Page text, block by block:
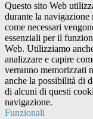
Questo sito Web
durante la
come necessari
essenziali per il
Web. Utilizziamo
analizzare e capire
verranno memorizzati
anche la possibilità di
di alcuni di questi
navigazione.
Funzionali